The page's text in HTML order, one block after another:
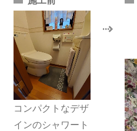
コンパクトなデザ
インのシャワート